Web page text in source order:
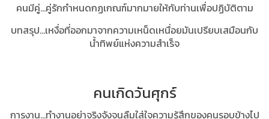
คนมีคู่...คู่รักกำหนดกฏเกณฑ์มากมายให้กับท่านเพื่อปฏิบัติตาม
บทสรุป...เหงื่อที่ออกมาจากความเหน็ดเหนื่อยมันเปรียบเสมือนกับ
น้ำทิพย์แห่งความสำเร็จ
คนเกิดวันศุกร์
การงาน...ทำงานอย่าจริงจังจนลืมใส่ใจความรู้สึกของคนรอบข้างไป